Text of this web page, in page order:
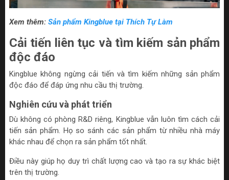
Xem thêm: Sản phẩm Kingblue tại Thích Tự Làm
Cải tiến liên tục và tìm kiếm sản phẩm
độc đáo
Kingblue không ngừng cải tiến và tìm kiếm những sản phẩm
độc đáo để đáp ứng nhu cầu thị trường.
Nghiên cứu và phát triển
Dù không có phòng R&D riêng, Kingblue vẫn luôn tìm cách cải
tiến sản phẩm. Họ so sánh các sản phẩm từ nhiều nhà máy
khác nhau để chọn ra sản phẩm tốt nhất.
Điều này giúp họ duy trì chất lượng cao và tạo ra sự khác biệt
trên thị trường.